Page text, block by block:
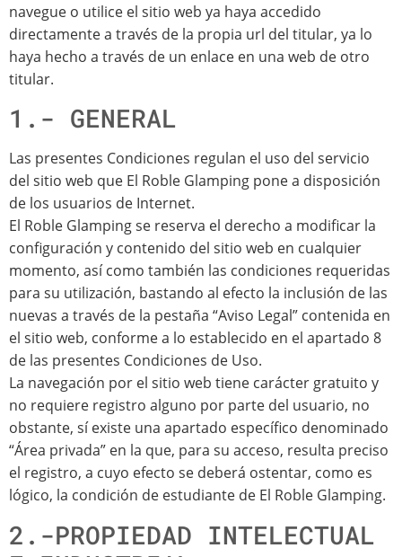
navegue o utilice el sitio web ya haya accedido
directamente a través de la propia url del titular, ya lo
haya hecho a través de un enlace en una web de otro
titular.
1.- GENERAL
Las presentes Condiciones regulan el uso del servicio
del sitio web que El Roble Glamping pone a disposición
de los usuarios de Internet.
El Roble Glamping se reserva el derecho a modificar la
configuración y contenido del sitio web en cualquier
momento, así como también las condiciones requeridas
para su utilización, bastando al efecto la inclusión de las
nuevas a través de la pestaña “Aviso Legal” contenida en
el sitio web, conforme a lo establecido en el apartado 8
de las presentes Condiciones de Uso.
La navegación por el sitio web tiene carácter gratuito y
no requiere registro alguno por parte del usuario, no
obstante, sí existe una apartado específico denominado
“Área privada” en la que, para su acceso, resulta preciso
el registro, a cuyo efecto se deberá ostentar, como es
lógico, la condición de estudiante de El Roble Glamping.
2.-PROPIEDAD INTELECTUAL